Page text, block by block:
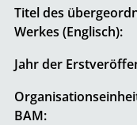
Titel des
Werkes (Englisch):
Jahr der
BAM: